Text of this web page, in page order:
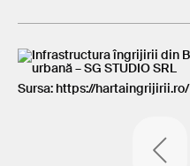
Sursa: https://hartaingrijirii.ro/